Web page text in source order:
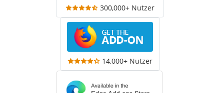
300,000+ Nutzer
14,000+ Nutzer